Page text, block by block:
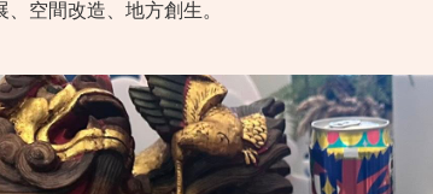
空間改造、地方創生。